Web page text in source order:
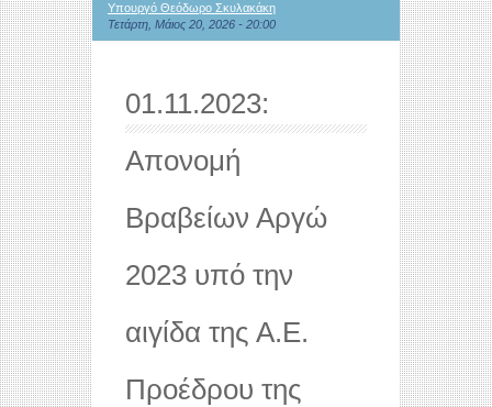
Υπουργό Θεόδωρο Σκυλακάκη
Τετάρτη, Μάιος 20, 2026 - 20:00
01.11.2023:
Απονομή
Βραβείων Αργώ
2023 υπό την
αιγίδα της Α.Ε.
Προέδρου της